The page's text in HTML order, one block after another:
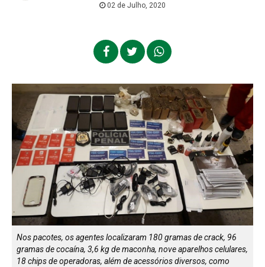
02 de Julho, 2020
Nos pacotes, os agentes localizaram 180 gramas de crack, 96
gramas de cocaína, 3,6 kg de maconha, nove aparelhos celulares,
18 chips de operadoras, além de acessórios diversos, como